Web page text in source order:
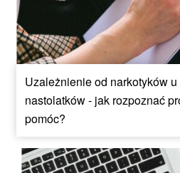
Uzależnienie od narkotyków u
nastolatków - jak rozpoznać
pomóc?